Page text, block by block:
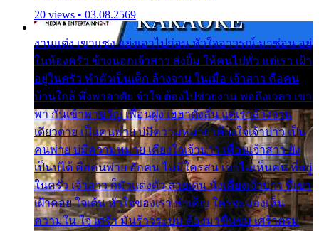
20 views • 03.08.2569
งานแต่ง เขาแซง แย่งเอาไปก่อน หัวใจอาวรณ์ มาซ่อน อยู่
ในห้องครัว ข้างนอกเจ้าสาว ส่งยิ้ม ให้คนไปทั่ว แต่เรา เฝ้า
อยู่ในครัว ทำตัวเป็นเด็ก ล้างจาน ในเมื่อ เจ้าสาว คือคน
บ้านใกล้ พึ่งพาอาศัย จำใจ ต้องไปช่วยงาน พอถึงเวลา เขา
พา กันเข้าพาขวัญ เพื่อนฝูง เฮฮาดังลั่น แต่เราล้างจาน
เดียวดาย เป็นคนพ่าย บ่มีความหมาย เคียงใจเจ้าบ่าว เป็น
คนพ่าย บ่มีความหมาย เคียงใจเจ้าบ่าว เพื่อนเจ้าสาว ยัง
เป็นบ่ได้ คือคนพ่าย ฮักคน ไม่มีใครสน เขาไม่เห็นคน ที่อยู่
ในครัว เจ้าสาว ก็มัวแต่งตัว สวยเด่น นั่งเคียงเจ้าบ่าว ที่เขา
เฝ้าคอย ใจเต้น หัวใจของเรา ลำเค็ญ ใครจะมองเห็น
ความใน ใจ เศร้า มันร้าวระบม ต้องมาขื่นขม เศร้าตรม